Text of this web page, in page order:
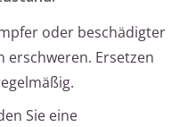
oder beschädigter
erschweren. Ersetzen
Sie eine